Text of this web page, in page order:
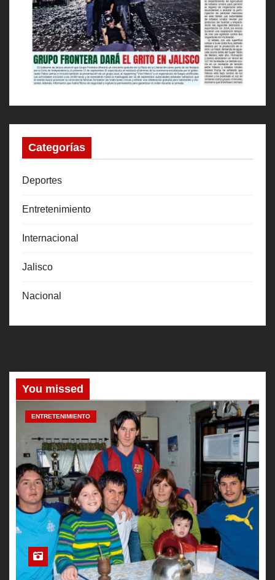
Categorías
Deportes
Entretenimiento
Internacional
Jalisco
Nacional
You missed
ENTRETENIMIENTO